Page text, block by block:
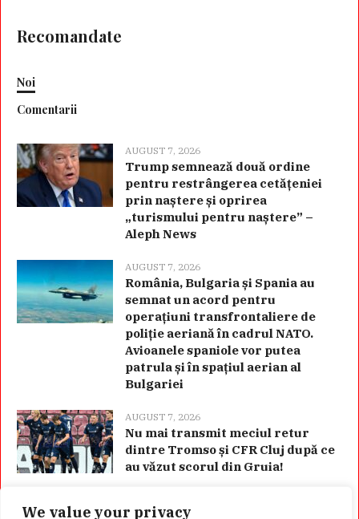
We value your privacy
Recomandate
Noi
Comentarii
AUGUST 7, 2026
Trump semnează două ordine
pentru restrângerea cetățeniei
prin naștere și oprirea
„turismului pentru naștere” –
Aleph News
AUGUST 7, 2026
România, Bulgaria și Spania au
semnat un acord pentru
operațiuni transfrontaliere de
poliție aeriană în cadrul NATO.
Avioanele spaniole vor putea
patrula și în spațiul aerian al
Bulgariei
AUGUST 7, 2026
Nu mai transmit meciul retur
dintre Tromso și CFR Cluj după ce
au văzut scorul din Gruia!